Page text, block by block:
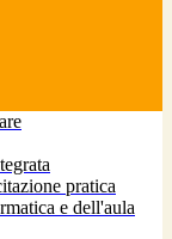
pratica
e dell'aula